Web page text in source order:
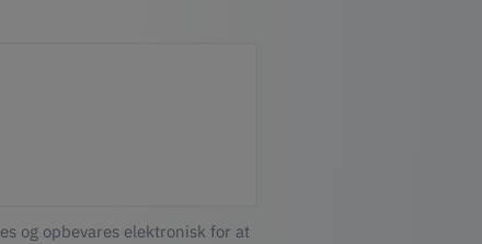
og opbevares elektronisk for at